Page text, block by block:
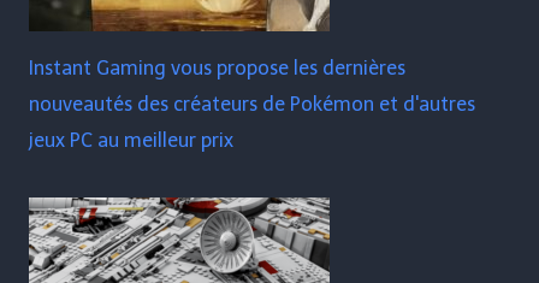
Instant Gaming vous propose les dernières
nouveautés des créateurs de Pokémon et d'autres
jeux PC au meilleur prix